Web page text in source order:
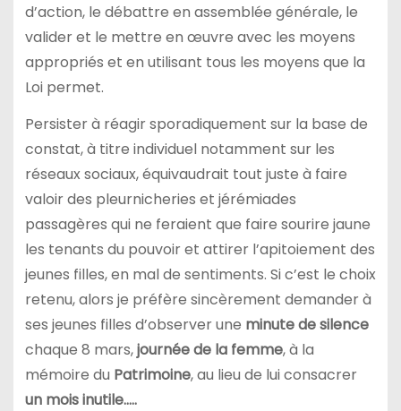
d’action, le débattre en assemblée générale, le
valider et le mettre en œuvre avec les moyens
appropriés et en utilisant tous les moyens que la
Loi permet.
Persister à réagir sporadiquement sur la base de
constat, à titre individuel notamment sur les
réseaux sociaux, équivaudrait tout juste à faire
valoir des pleurnicheries et jérémiades
passagères qui ne feraient que faire sourire jaune
les tenants du pouvoir et attirer l’apitoiement des
jeunes filles, en mal de sentiments. Si c’est le choix
retenu, alors je préfère sincèrement demander à
ses jeunes filles d’observer une minute de silence
chaque 8 mars,journée de la femme, à la
mémoire du Patrimoine, au lieu de lui consacrer
un mois inutile…..